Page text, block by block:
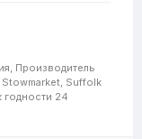
Производитель
Stowmarket, Suffolk
годности 24